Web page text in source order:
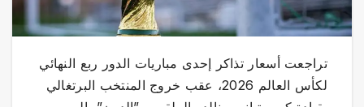
تراجعت أسعار تذاكر إحدى مباريات الدور ربع النهائي
لكأس العالم 2026، عقب خروج المنتخب البرتغالي